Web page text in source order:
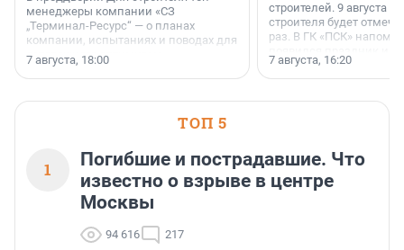
менеджеры компании «СЗ
„Терминал-Ресурс“ — о планах
компании, испытаниях и поводах для
осторожного оптимизма.
7 августа, 18:00
строителей. 9 августа
строителя будет
раз. В ГК «ПСК»
поменялась роль
7 августа, 16:20
ТОП 5
1
Погибшие и пострадавшие. Что
известно о взрыве в центре
Москвы
94 616 217